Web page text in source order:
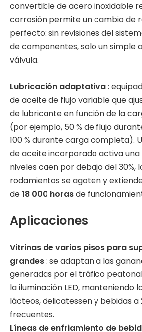
convertible de acero inoxidable
corrosión permite un cambio de
perfecto: sin revisiones del
de componentes, solo un simple
válvula.
Lubricación adaptativa:
de aceite de flujo variable que
de lubricante en función de la
(por ejemplo, 50 % de flujo
100 % durante carga completa).
de aceite incorporado activa una
niveles caen por debajo del 30%,
rodamientos se agoten y
de18 000 horasde
Aplicaciones
Vitrinas de varios pisos para
grandes: se adaptan a las
generadas por el tráfico
la iluminación LED, manteniendo
lácteos, delicatessen y bebidas
frecuentes.
Líneas de enfriamiento de